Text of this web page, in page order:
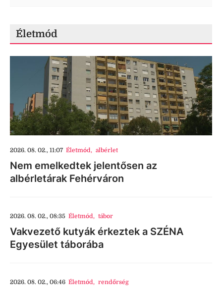
Életmód
2026. 08. 02., 11:07 Életmód, albérlet
Nem emelkedtek jelentősen az
albérletárak Fehérváron
2026. 08. 02., 08:35 Életmód, tábor
Vakvezető kutyák érkeztek a SZÉNA
Egyesület táborába
2026. 08. 02., 06:46 Életmód, rendőrség